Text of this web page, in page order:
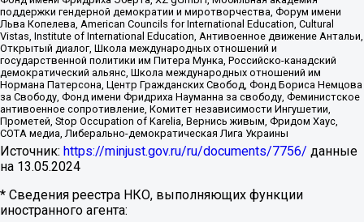
поддержки гендерной демократии и миротворчества, Форум имени
Льва Копелева, American Councils for International Education, Cultural
Vistas, Institute of International Education, Антивоенное движение Антальи,
Открытый диалог, Школа международных отношений и
государственной политики им Питера Мунка, Российско-канадский
демократический альянс, Школа международных отношений им
Нормана Патерсона, Центр Гражданских Свобод, Фонд Бориса Немцова
за Свободу, Фонд имени Фридриха Науманна за свободу, Феминистское
антивоенное сопротивление, Комитет независимости Ингушетии,
Прометей, Stop Occupation of Karelia, Вернись живым, Фридом Хаус,
СОТА медиа, Либерально-демократическая Лига Украины
Источник: https://minjust.gov.ru/ru/documents/7756/ данные
на 13.05.2024
* Сведения реестра НКО, выполняющих функции
иностранного агента: